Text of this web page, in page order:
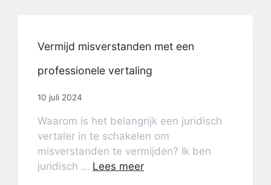
Vermijd misverstanden met een
professionele vertaling
10 juli 2024
Waarom is het belangrijk een juridisch
vertaler in te schakelen om
misverstanden te vermijden? Ik ben
juridisch … Lees meer